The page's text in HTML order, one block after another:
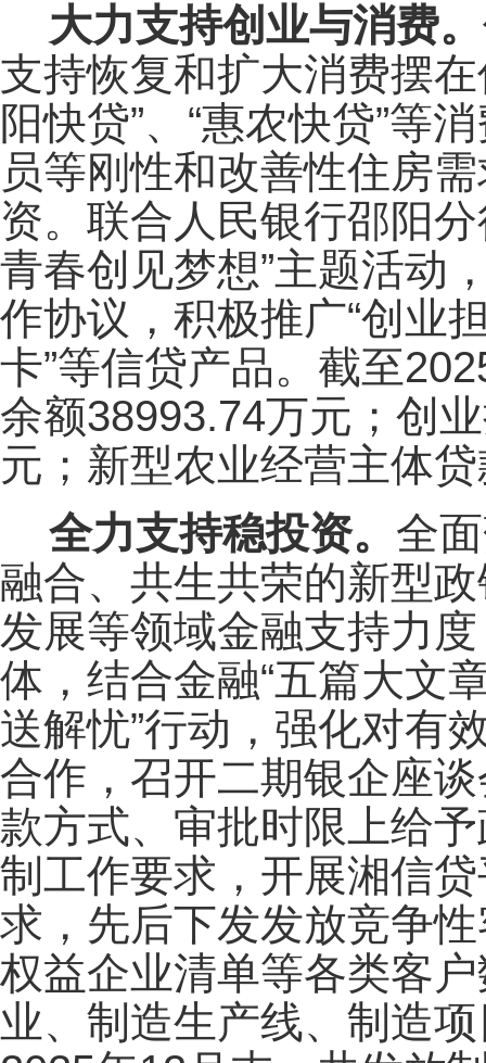
大力支持创业与消费。
支持恢复和扩大消费摆
阳快贷”、“惠农快贷”等
员等刚性和改善性住房
资。联合人民银行邵阳
青春创见梦想”主题活动
作协议，积极推广“创业
卡”等信贷产品。截至
余额38993.74万元；创
元；新型农业经营主体
全力支持稳投资。 全
融合、共生共荣的新型
发展等领域金融支持力
体，结合金融“五篇大文
送解忧”行动，强化对有
合作，召开二期银企座
款方式、审批时限上给
制工作要求，开展湘信
求，先后下发发放竞争
权益企业清单等各类客
业、制造生产线、制造